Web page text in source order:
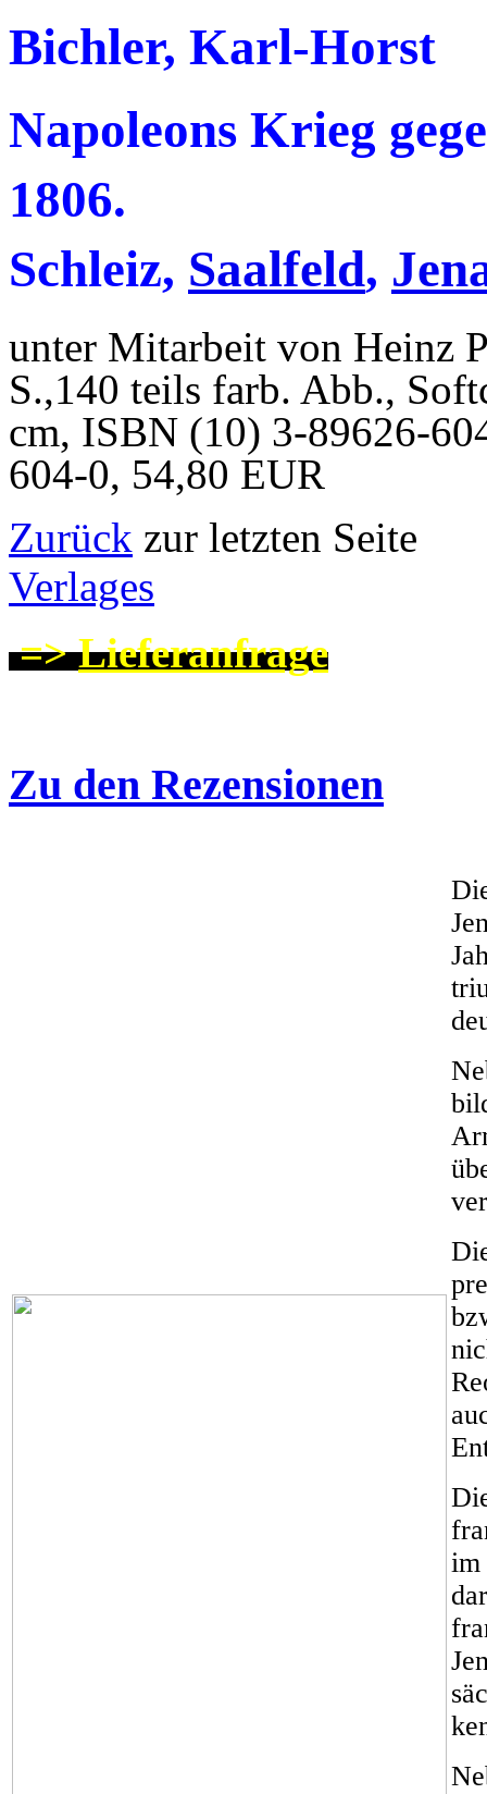
Bichler, Karl-Horst
Napoleons Krieg
1806.
Schleiz, Saalfeld,
unter Mitarbeit von Heinz
S.,140 teils farb. Abb.,
cm, ISBN (10) 3-89626-
604-0, 54,80 EUR
Zurück zur letzten
Verlages
=>Lieferanfrage
Zu den Rezensionen
im